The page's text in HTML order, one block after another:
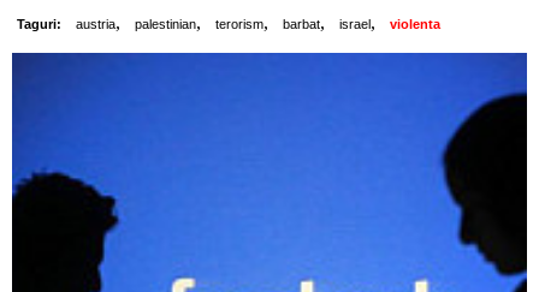
Taguri: austria, palestinian, terorism, barbat, israel , violenta